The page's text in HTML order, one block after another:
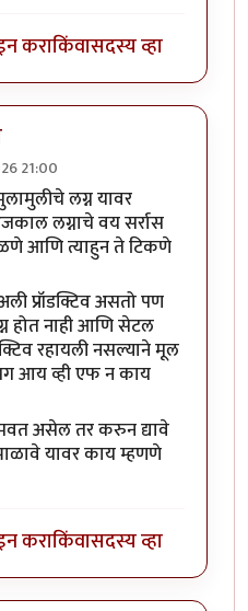
कराकिंवासदस्य व्हा
21:00
लग्न यावर
लग्नाचे वय सर्रास
आणि त्याहुन ते टिकणे
प्रॉडक्टिव असतो पण
होत नाही आणि सेटल
रहायली नसल्याने मूल
मग आय व्ही एफ न काय
असेल तर करुन द्यावे
यावर काय म्हणणे
कराकिंवासदस्य व्हा